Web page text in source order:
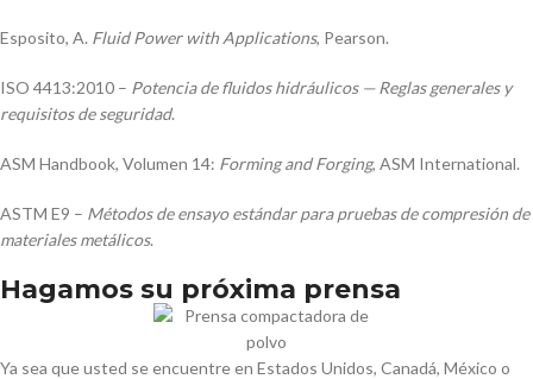
Esposito, A. Fluid Power with Applications, Pearson.
ISO 4413:2010 – Potencia de fluidos hidráulicos — Reglas generales y
requisitos de seguridad.
ASM Handbook, Volumen 14: Forming and Forging, ASM International.
ASTM E9 – Métodos de ensayo estándar para pruebas de compresión de
materiales metálicos.
Hagamos su próxima prensa
Ya sea que usted se encuentre en Estados Unidos, Canadá, México o